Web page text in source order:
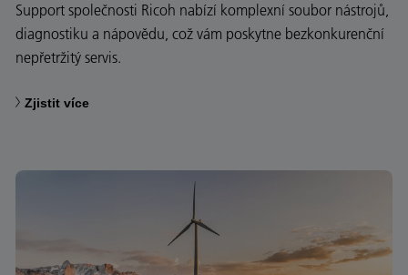
Support společnosti Ricoh nabízí komplexní soubor nástrojů,
diagnostiku a nápovědu, což vám poskytne bezkonkurenční
nepřetržitý servis.
Zjistit více